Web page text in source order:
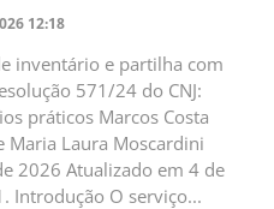
12:18
inventário e partilha com
571/24 do CNJ:
práticos Marcos Costa
Maria Laura Moscardini
2026 Atualizado em 4 de
Introdução O serviço...